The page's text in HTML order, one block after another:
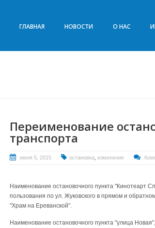
ГЛАВНАЯ НОВОСТИ О НАС
Переименование
транспорта
июня 5, 2015 остановка, изменение
Наименование остановочного пункта "Кинотеарт
пользования по ул. Жуковского в прямом и
"Храм на Ереванской".
Наименование остановочного пункта "улица